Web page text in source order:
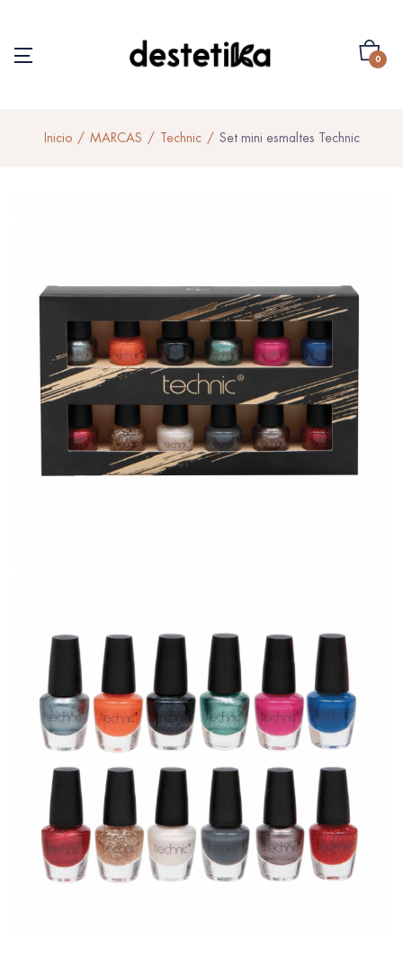
0
Inicio MARCAS Technic Set mini esmaltes Technic